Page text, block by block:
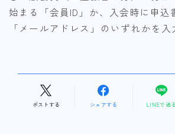
始まる「会員ID」か、入会時に申込
「メールアドレス」のいずれかを
ポストする シェアする LINEで送る